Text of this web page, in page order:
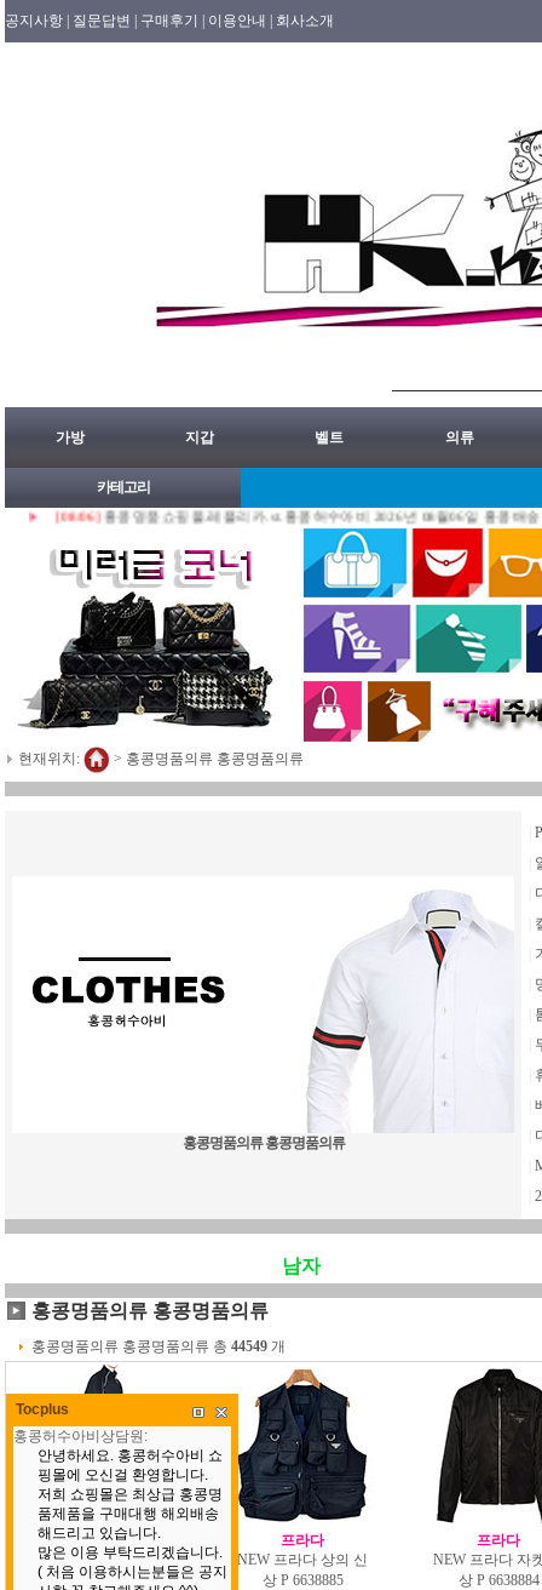
공지사항 | 질문답변 | 구매후기 | 이용안내 | 회사소개
가방 지갑 벨트 의류
카테고리
06]
홍콩명품쇼핑몰.레플리카.st.홍콩허수아비 2026년 08월06일 홍콩배송출발 안
현재위치: > 홍콩명품의류 홍콩명품의류
홍콩명품의류 홍콩명품의류
남자
홍콩명품의류 홍콩명품의류
홍콩명품의류 홍콩명품의류 총 44549 개
발렌시아가
NEW 발렌시아가 상
하의 신상 B
프라다
NEW 프라다 상의 신
상 P 6638885
프라다
NEW 프라다 자
상 P 6638884
Tocplus